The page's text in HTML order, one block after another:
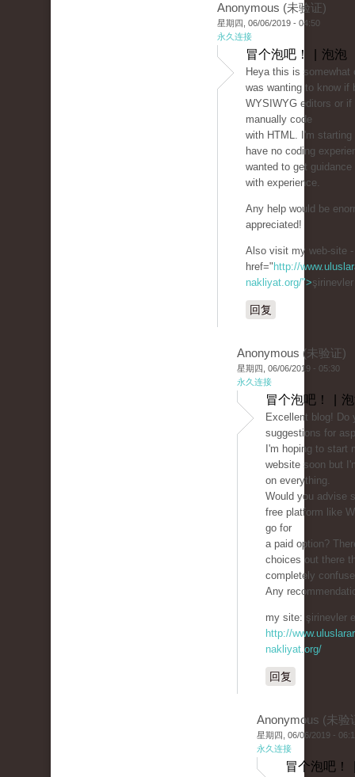
Anonymous (未验证)
星期四, 06/06/2019 - 04:50
永久连接
冒个泡吧！ | 泡泡
Heya this is
was wanting to know if
WYSIWYG editors or if
manually code
with HTML. I'm
have no coding
wanted to get
with experience.
Any help would be
appreciated!
Also visit my web-site
href=" http://
nakliyat.org/">
回复
Anonymous (未验证)
星期四, 06/06/2019 - 05:30
永久连接
冒个泡吧！ |
Excellent blog! Do
suggestions for
I'm hoping to start
website soon but
on everything.
Would you advise
free platform like
go for
a paid option?
choices out there
completely
Any
my site: şirinevler
http://
nakliyat.org/
回复
Anonymous (未验
星期四, 06/06/2019 -
永久连接
冒个泡吧！